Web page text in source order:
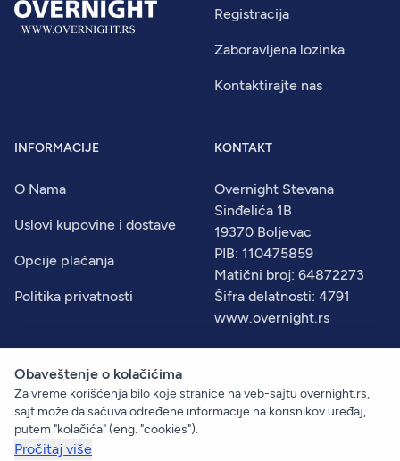
Registracija
Zaboravljena lozinka
Kontaktirajte nas
INFORMACIJE
O Nama
Uslovi kupovine i dostave
Opcije plaćanja
Politika privatnosti
KONTAKT
Overnight Stevana
Sinđelića 1B
19370 Boljevac
PIB: 110475859
Matični broj: 64872273
Šifra delatnosti: 4791
www.overnight.rs
© 2026Overnight. Sva prava zadržana.
Created by:Dejan Vukelić
Obaveštenje o kolačićima
Za vreme korišćenja bilo koje stranice na veb-sajtu overnight.rs,
sajt može da sačuva određene informacije na korisnikov uređaj,
putem "kolačića" (eng. "cookies").
Pročitaj više